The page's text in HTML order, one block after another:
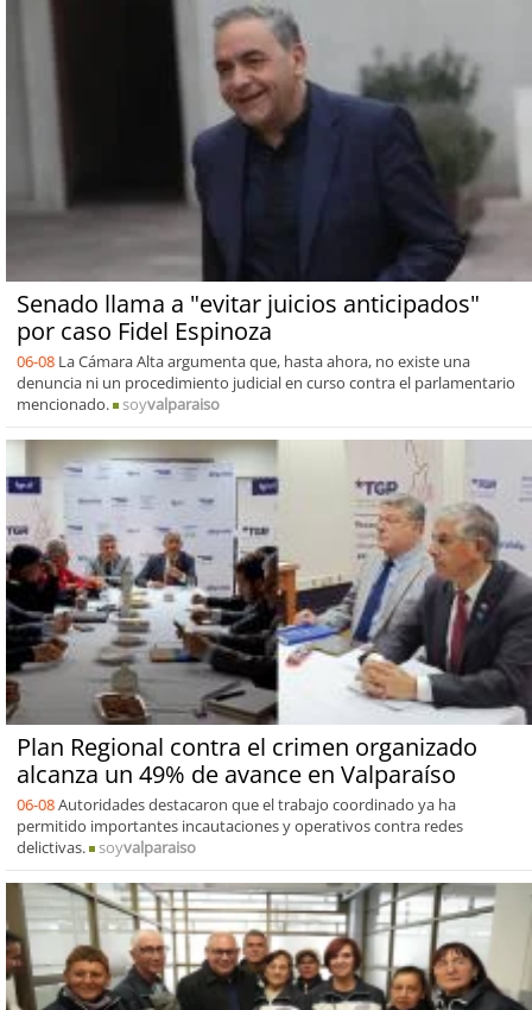
Senado llama a "evitar juicios anticipados"
por caso Fidel Espinoza
06-08 La Cámara Alta argumenta que, hasta ahora, no existe una
denuncia ni un procedimiento judicial en curso contra el parlamentario
mencionado.
soyvalparaiso
Plan Regional contra el crimen organizado
alcanza un 49% de avance en Valparaíso
06-08Autoridades destacaron que el trabajo coordinado ya ha
permitido importantes incautaciones y operativos contra redes
delictivas.
soyvalparaiso